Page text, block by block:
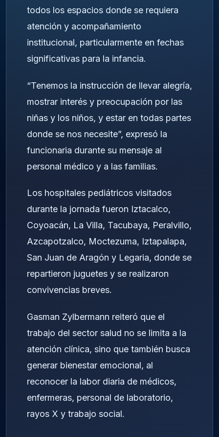
todos los espacios donde se requiera
atención y acompañamiento
institucional, particularmente en fechas
significativas para la infancia.
“Tenemos la instrucción de llevar alegría,
mostrar interés y preocupación por las
niñas y los niños, y estar en todas partes
donde se nos necesite”, expresó la
funcionaria durante su mensaje al
personal médico y a las familias.
Los hospitales pediátricos visitados
durante la jornada fueron Iztacalco,
Coyoacán, La Villa, Tacubaya, Peralvillo,
Azcapotzalco, Moctezuma, Iztapalapa,
San Juan de Aragón y Legaria, donde se
repartieron juguetes y se realizaron
convivencias breves.
Gasman Zylbermann reiteró que el
trabajo del sector salud no se limita a la
atención clínica, sino que también busca
generar bienestar emocional, al
reconocer la labor diaria de médicos,
enfermeras, personal de laboratorio,
rayos X y trabajo social.